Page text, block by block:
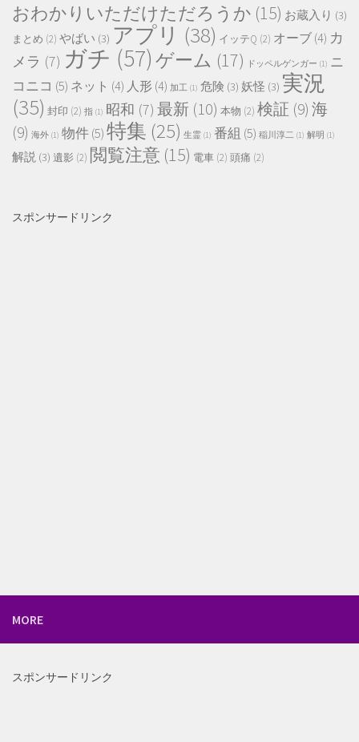
おわかりいただけただろうか (15) お蔵入り (3)
まとめ (2) やばい (3) アプリ (38) イッテQ (2) オーブ (4) カ
メラ (7) ガチ (57) ゲーム (17) ドッペルゲンガー (1) ニ
コニコ (5) ネット (4) 人形 (4) 加工 (1) 危険 (3) 妖怪 (3) 実況
(35) 封印 (2) 指 (1) 昭和 (7) 最新 (10) 本物 (2) 検証 (9) 海
(9) 海外 (1) 物件(5)特集 (25) 生霊 (1) 番組 (5) 稲川淳二 (1) 解明 (1)
解説 (3) 遺影 (2) 閲覧注意 (15) 電車 (2) 頭痛 (2)
スポンサードリンク
MORE
スポンサードリンク